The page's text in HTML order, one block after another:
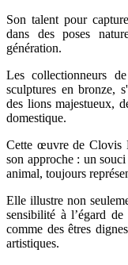
Son talent pour
dans des poses
génération.
Les collectionneurs
sculptures en bronze,
des lions majestueux,
domestique.
Cette œuvre de Clovis
son approche : un
animal, toujours
Elle illustre non
sensibilité à l’égard
comme des êtres
artistiques.